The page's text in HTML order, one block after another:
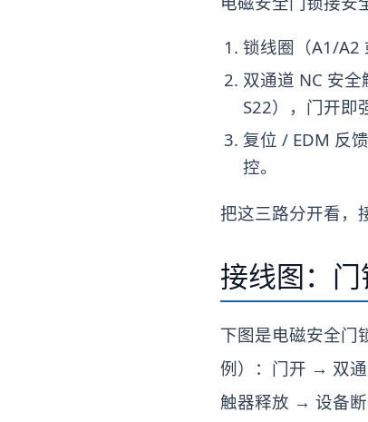
锁线圈（A1/A2
双通道 NC 安
S22），门开即
复位 / EDM 反
控。
把这三路分开看，
接线图：
下图是电磁安全门
例）：门开 → 双
触器释放 → 设备断